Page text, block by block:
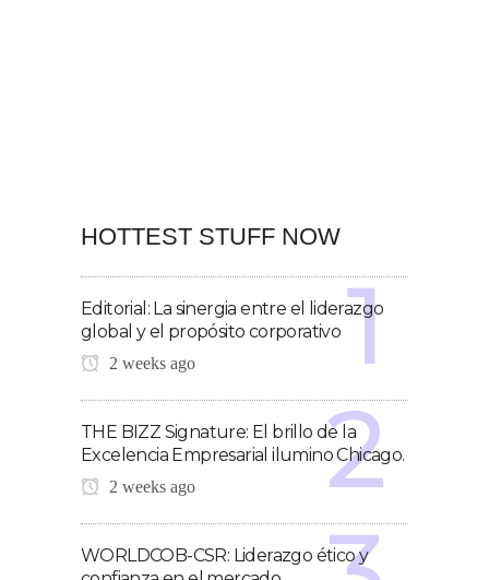
HOTTEST STUFF NOW
Editorial: La sinergia entre el liderazgo
global y el propósito corporativo
2 weeks ago
THE BIZZ Signature: El brillo de la
Excelencia Empresarial ilumino Chicago.
2 weeks ago
WORLDCOB-CSR: Liderazgo ético y